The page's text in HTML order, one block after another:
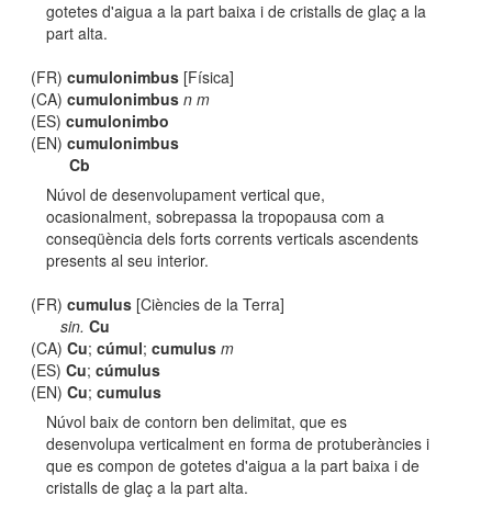
gotetes d'aigua a la part baixa i de cristalls de glaç a la
part alta.
(FR)cumulonimbus [Física]
(CA)cumulonimbus n m
(ES)cumulonimbo
(EN)cumulonimbus
Cb
Núvol de desenvolupament vertical que,
ocasionalment, sobrepassa la tropopausa com a
conseqüència dels forts corrents verticals ascendents
presents al seu interior.
(FR)cumulus [Ciències de la Terra]
sin. Cu
(CA)Cu;cúmul;cumulus m
(ES)Cu;cúmulus
(EN)Cu;cumulus
Núvol baix de contorn ben delimitat, que es
desenvolupa verticalment en forma de protuberàncies i
que es compon de gotetes d'aigua a la part baixa i de
cristalls de glaç a la part alta.